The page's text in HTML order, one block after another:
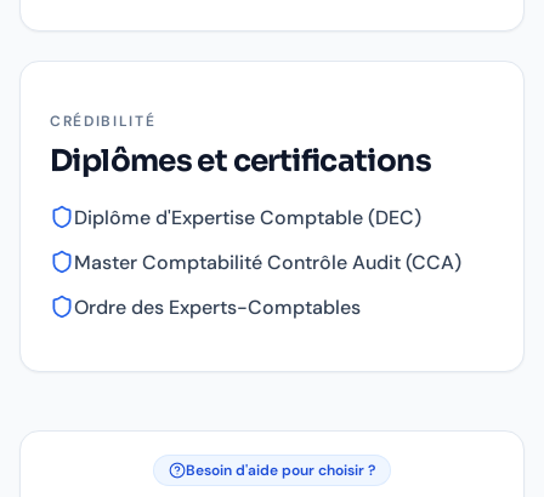
CRÉDIBILITÉ
Diplômes et certifications
Diplôme d'Expertise Comptable (DEC)
Master Comptabilité Contrôle Audit (CCA)
Ordre des Experts-Comptables
Besoin d'aide pour choisir ?